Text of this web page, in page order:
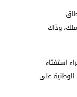
وذاك
استفتاء
على